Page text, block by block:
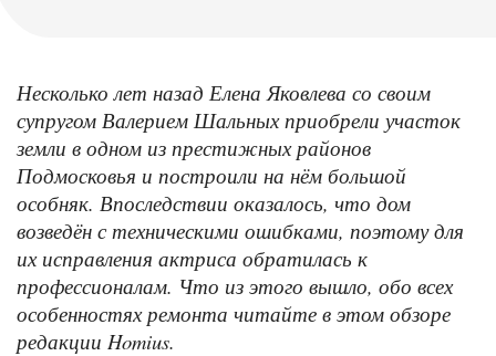
Несколько лет назад Елена Яковлева со своим
супругом Валерием Шальных приобрели участок
земли в одном из престижных районов
Подмосковья и построили на нём большой
особняк. Впоследствии оказалось, что дом
возведён с техническими ошибками, поэтому для
их исправления актриса обратилась к
профессионалам. Что из этого вышло, обо всех
особенностях ремонта читайте в этом обзоре
редакции Homius.